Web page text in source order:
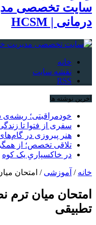
سایت تخصصی
درمانی | HCSM
خانه
نقشه سایت
RSS
آخرین نوشته ها
خودمراقبتی؛ ریشه‌ی
سفری از فتوا تا
هنر پیروزی در
تلاقی تخصص؛ از
در خاکسپاریِ یک کوه
خانه / آموزشی / امتحان
امتحان میان
تطبیقی